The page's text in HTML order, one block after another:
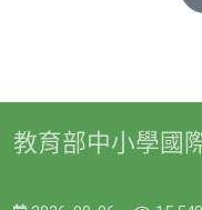
教育部中小學國